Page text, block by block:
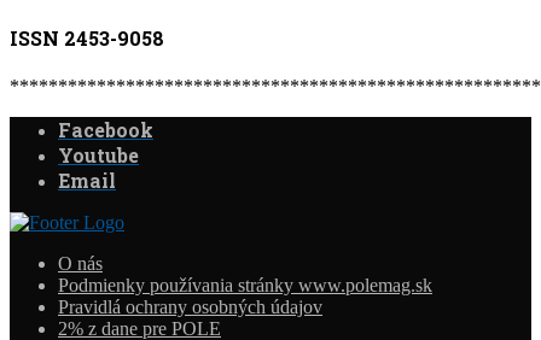
ISSN 2453-9058
Facebook
Youtube
Email
O nás
Podmienky používania stránky www.polemag.sk
Pravidlá ochrany osobných údajov
2% z dane pre POLE